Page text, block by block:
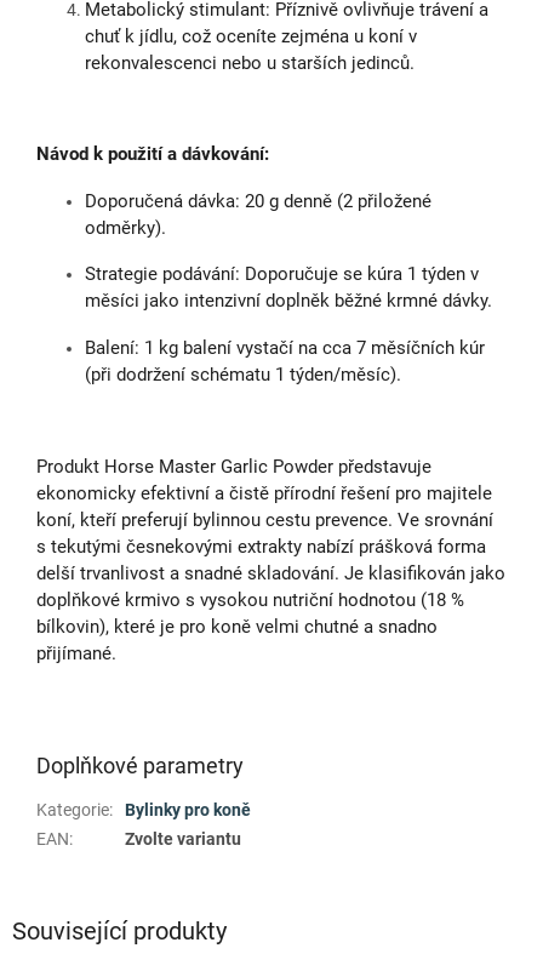
Související produkty
Metabolický stimulant: Příznivě ovlivňuje trávení a
chuť k jídlu, což oceníte zejména u koní v
rekonvalescenci nebo u starších jedinců.
Návod k použití a dávkování:
Doporučená dávka: 20 g denně (2 přiložené
odměrky).
Strategie podávání: Doporučuje se kúra 1 týden v
měsíci jako intenzivní doplněk běžné krmné dávky.
Balení: 1 kg balení vystačí na cca 7 měsíčních kúr
(při dodržení schématu 1 týden/měsíc).
Produkt Horse Master Garlic Powder představuje
ekonomicky efektivní a čistě přírodní řešení pro majitele
koní, kteří preferují bylinnou cestu prevence. Ve srovnání
s tekutými česnekovými extrakty nabízí prášková forma
delší trvanlivost a snadné skladování. Je klasifikován jako
doplňkové krmivo s vysokou nutriční hodnotou (18 %
bílkovin), které je pro koně velmi chutné a snadno
přijímané.
Doplňkové parametry
Kategorie:
Bylinky pro koně
EAN: Zvolte variantu